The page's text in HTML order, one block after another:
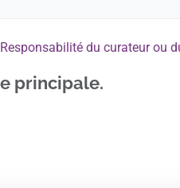
Responsabilité du curateur ou
principale.